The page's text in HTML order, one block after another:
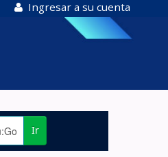
Ingresar a su cuenta
Ir